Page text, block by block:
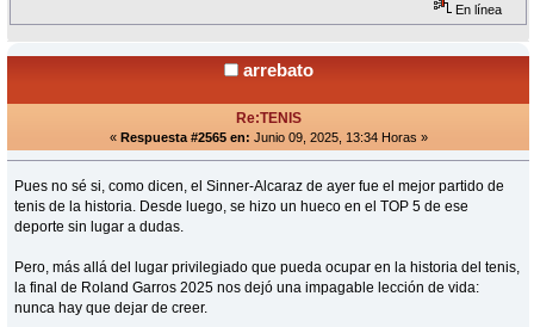
En línea
arrebato
Re:TENIS
« Respuesta #2565 en: Junio 09, 2025, 13:34 Horas »
Pues no sé si, como dicen, el Sinner-Alcaraz de ayer fue el mejor partido de
tenis de la historia. Desde luego, se hizo un hueco en el TOP 5 de ese
deporte sin lugar a dudas.
Pero, más allá del lugar privilegiado que pueda ocupar en la historia del tenis,
la final de Roland Garros 2025 nos dejó una impagable lección de vida:
nunca hay que dejar de creer.